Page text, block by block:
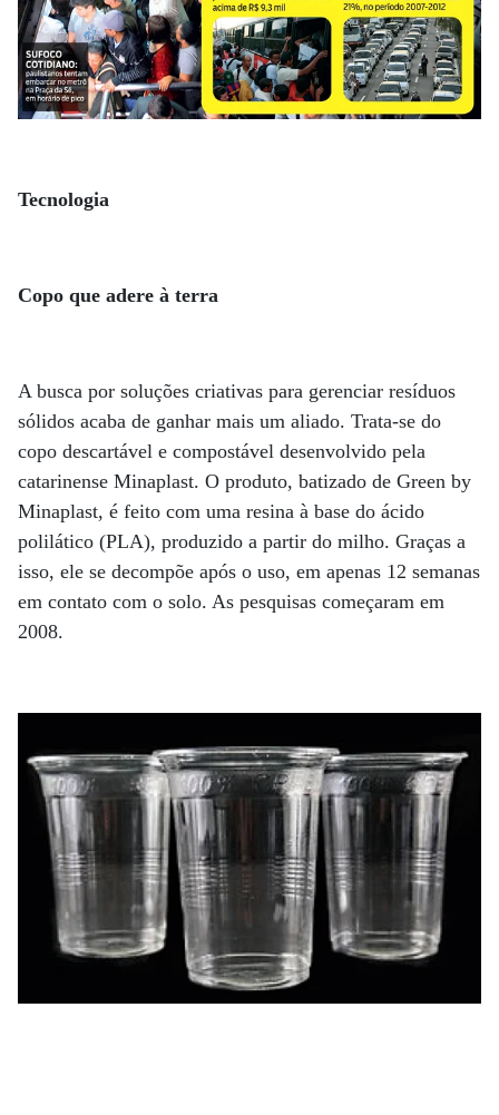
Tecnologia
Copo que adere à terra
A busca por soluções criativas para gerenciar resíduos
sólidos acaba de ganhar mais um aliado. Trata-se do
copo descartável e compostável desenvolvido pela
catarinense Minaplast. O produto, batizado de Green by
Minaplast, é feito com uma resina à base do ácido
polilático (PLA), produzido a partir do milho. Graças a
isso, ele se decompõe após o uso, em apenas 12 semanas
em contato com o solo. As pesquisas começaram em
2008.